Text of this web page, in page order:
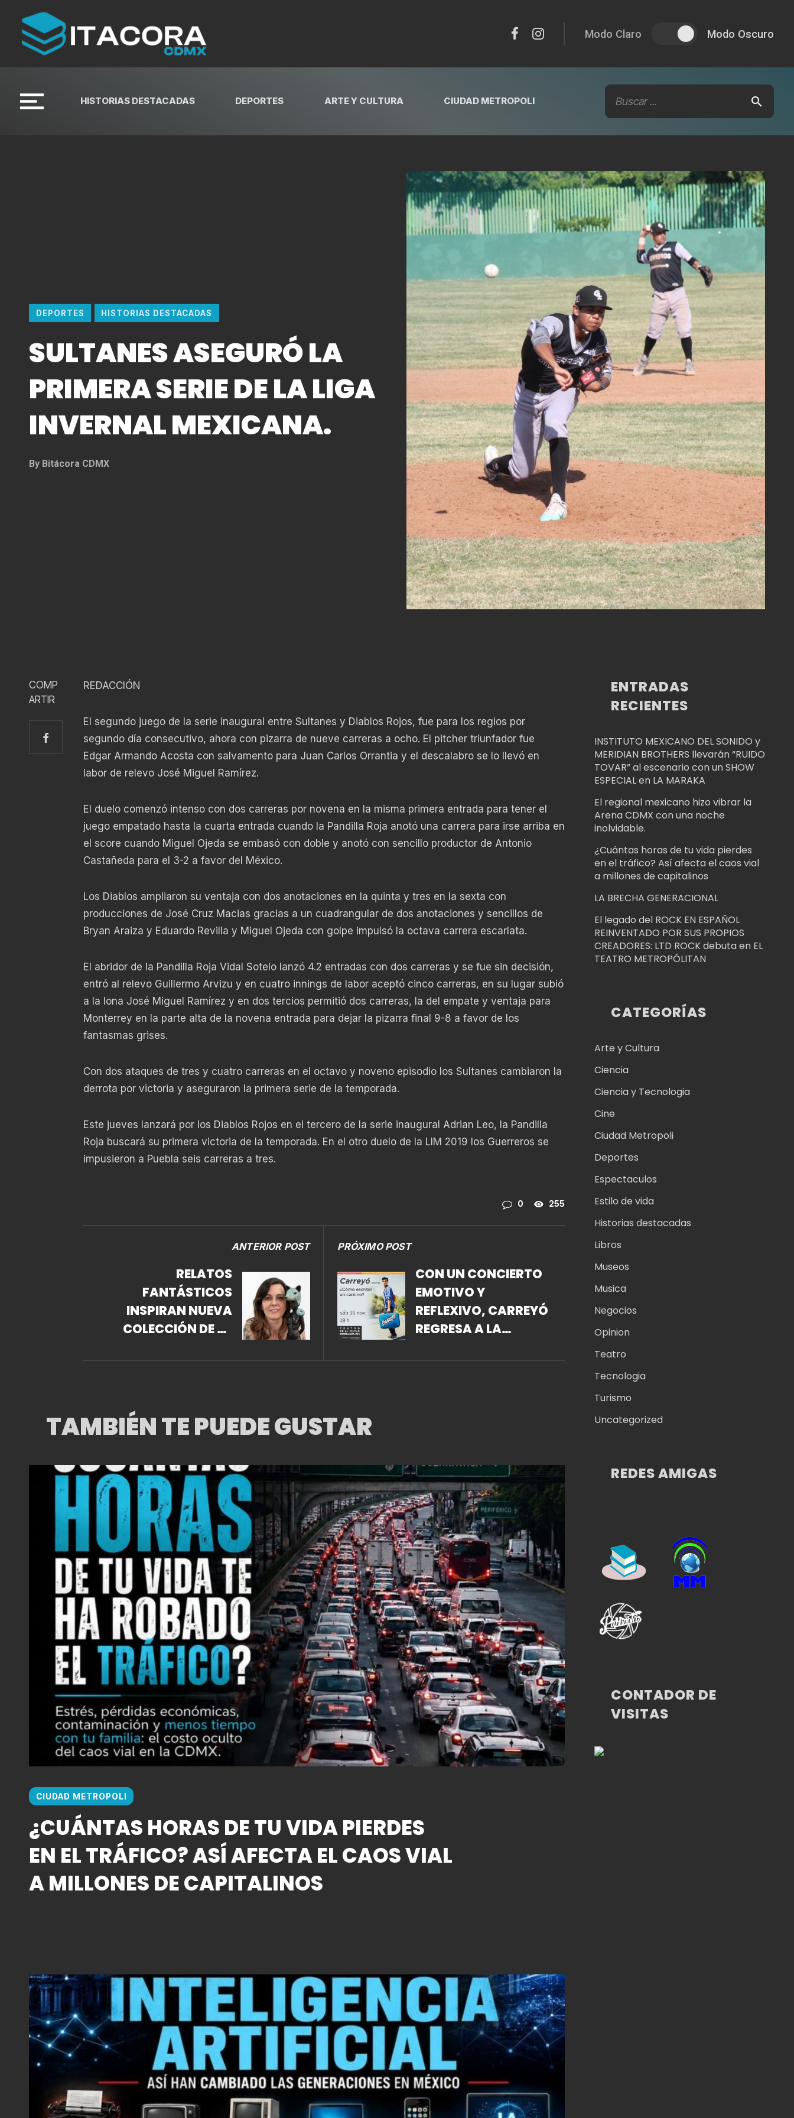
Modo Claro Modo Oscuro
HISTORIAS DESTACADAS DEPORTES ARTE Y CULTURA CIUDAD METROPOLI
DEPORTES HISTORIAS DESTACADAS
SULTANES ASEGURÓ LA
PRIMERA SERIE DE LA LIGA
INVERNAL MEXICANA.
By Bitácora CDMX
COMP
ARTIR
REDACCIÓN
El segundo juego de la serie inaugural entre Sultanes y Diablos Rojos, fue para los regios por
segundo día consecutivo, ahora con pizarra de nueve carreras a ocho. El pitcher triunfador fue
Edgar Armando Acosta con salvamento para Juan Carlos Orrantia y el descalabro se lo llevó en
labor de relevo José Miguel Ramírez.
El duelo comenzó intenso con dos carreras por novena en la misma primera entrada para tener el
juego empatado hasta la cuarta entrada cuando la Pandilla Roja anotó una carrera para irse arriba en
el score cuando Miguel Ojeda se embasó con doble y anotó con sencillo productor de Antonio
Castañeda para el 3-2 a favor del México.
Los Diablos ampliaron su ventaja con dos anotaciones en la quinta y tres en la sexta con
producciones de José Cruz Macias gracias a un cuadrangular de dos anotaciones y sencillos de
Bryan Araiza y Eduardo Revilla y Miguel Ojeda con golpe impulsó la octava carrera escarlata.
El abridor de la Pandilla Roja Vidal Sotelo lanzó 4.2 entradas con dos carreras y se fue sin decisión,
entró al relevo Guillermo Arvizu y en cuatro innings de labor aceptó cinco carreras, en su lugar subió
a la lona José Miguel Ramírez y en dos tercios permitió dos carreras, la del empate y ventaja para
Monterrey en la parte alta de la novena entrada para dejar la pizarra final 9-8 a favor de los
fantasmas grises.
Con dos ataques de tres y cuatro carreras en el octavo y noveno episodio los Sultanes cambiaron la
derrota por victoria y aseguraron la primera serie de la temporada.
Este jueves lanzará por los Diablos Rojos en el tercero de la serie inaugural Adrian Leo, la Pandilla
Roja buscará su primera victoria de la temporada. En el otro duelo de la LIM 2019 los Guerreros se
impusieron a Puebla seis carreras a tres.
0 255
ANTERIOR POST
RELATOS
FANTÁSTICOS
INSPIRAN NUEVA
COLECCIÓN DE LA
FRANCESCA DALLA
PRÓXIMO POST
CON UN CONCIERTO
EMOTIVO Y
REFLEXIVO, CARREYÓ
REGRESA A LA
TAMBIÉN TE PUEDE GUSTAR
CIUDAD METROPOLI
¿CUÁNTAS HORAS DE TU VIDA PIERDES
EN EL TRÁFICO? ASÍ AFECTA EL CAOS VIAL
A MILLONES DE CAPITALINOS
ENTRADAS
RECIENTES
INSTITUTO MEXICANO DEL SONIDO y
MERIDIAN BROTHERS llevarán “RUIDO
TOVAR” al escenario con un SHOW
ESPECIAL en LA MARAKA
El regional mexicano hizo vibrar la
Arena CDMX con una noche
inolvidable.
¿Cuántas horas de tu vida pierdes
en el tráfico? Así afecta el caos vial
a millones de capitalinos
LA BRECHA GENERACIONAL
El legado del ROCK EN ESPAÑOL
REINVENTADO POR SUS PROPIOS
CREADORES: LTD ROCK debuta en EL
TEATRO METROPÓLITAN
CATEGORÍAS
Arte y Cultura
Ciencia
Ciencia y Tecnologia
Cine
Ciudad Metropoli
Deportes
Espectaculos
Estilo de vida
Historias destacadas
Libros
Museos
Musica
Negocios
Opinion
Teatro
Tecnologia
Turismo
Uncategorized
REDES AMIGAS
CONTADOR DE
VISITAS